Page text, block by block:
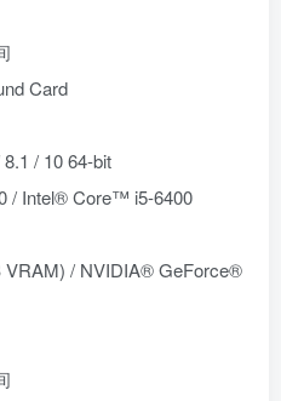
Card
/ 10 64-bit
/ Intel® Core™ i5-6400
/ NVIDIA® GeForce®